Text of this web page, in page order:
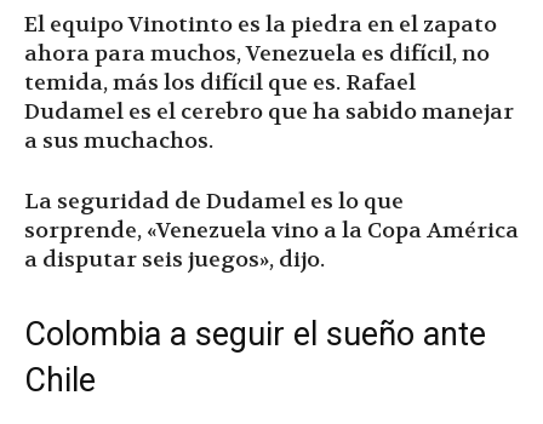
El equipo Vinotinto es la piedra en el zapato
ahora para muchos, Venezuela es difícil, no
temida, más los difícil que es. Rafael
Dudamel es el cerebro que ha sabido manejar
a sus muchachos.
La seguridad de Dudamel es lo que
sorprende, «Venezuela vino a la Copa América
a disputar seis juegos», dijo.
Colombia a seguir el sueño ante
Chile